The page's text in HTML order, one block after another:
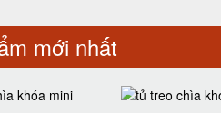
mới nhất